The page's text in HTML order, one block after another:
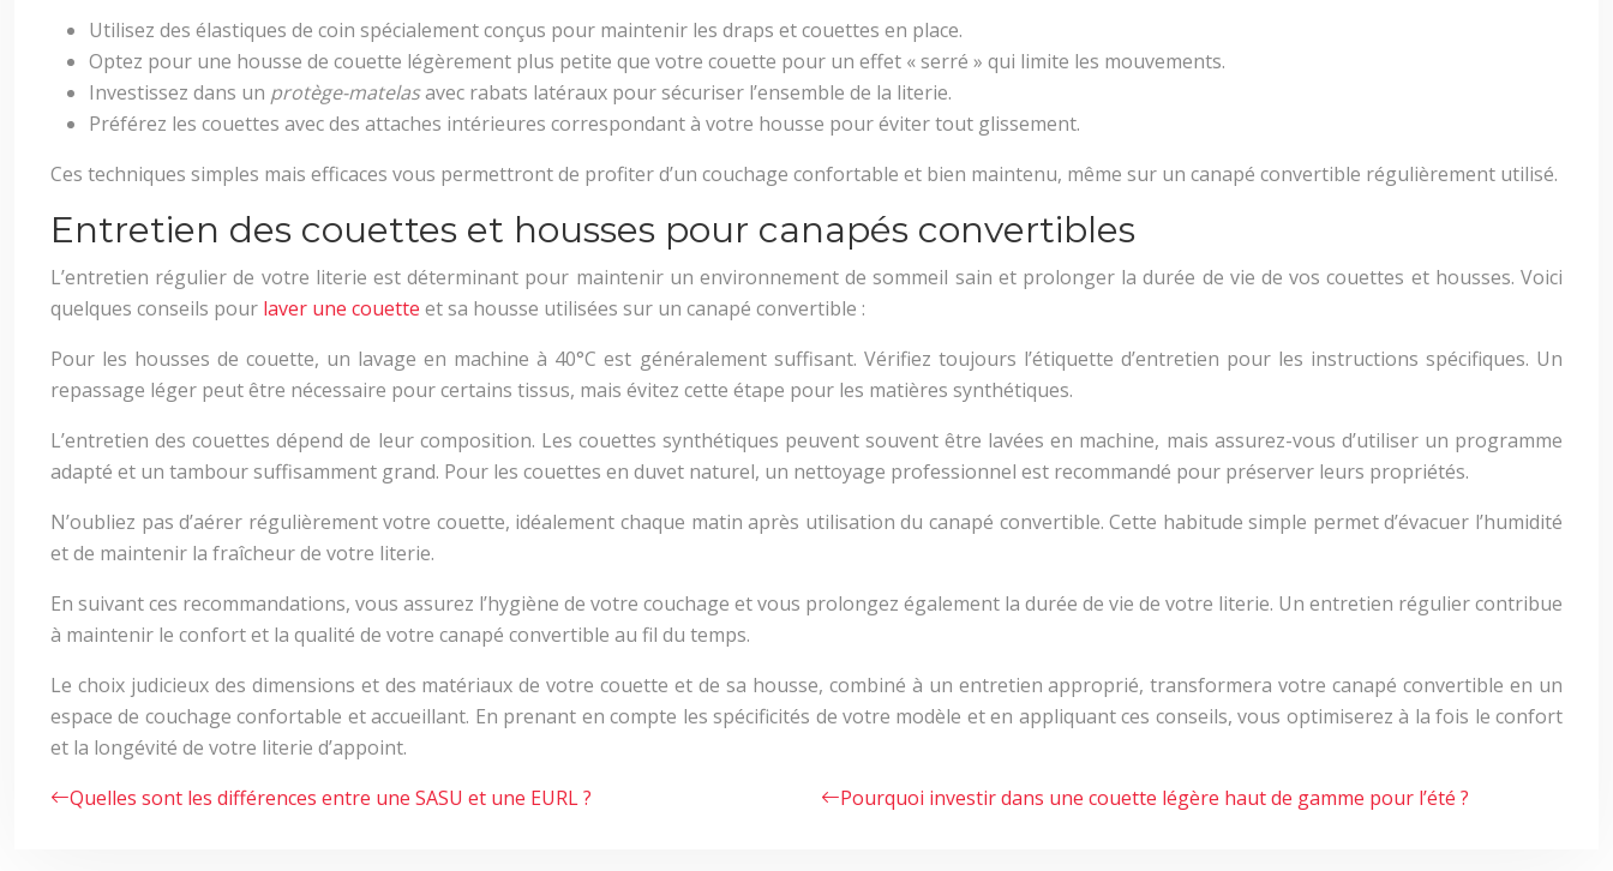
Utilisez des élastiques de coin spécialement conçus pour maintenir les draps et couettes en place.
Optez pour une housse de couette légèrement plus petite que votre couette pour un effet « serré » qui limite les mouvements.
Investissez dans un protège-matelasavec rabats latéraux pour sécuriser l’ensemble de la literie.
Préférez les couettes avec des attaches intérieures correspondant à votre housse pour éviter tout glissement.
Ces techniques simples mais efficaces vous permettront de profiter d’un couchage confortable et bien maintenu, même sur un canapé convertible régulièrement utilisé.
Entretien des couettes et housses pour canapés convertibles
L’entretien régulier de votre literie est déterminant pour maintenir un environnement de sommeil sain et prolonger la durée de vie de vos couettes et housses. Voici
quelques conseils pour laver une couette et sa housse utilisées sur un canapé convertible :
Pour les housses de couette, un lavage en machine à 40°C est généralement suffisant. Vérifiez toujours l’étiquette d’entretien pour les instructions spécifiques. Un
repassage léger peut être nécessaire pour certains tissus, mais évitez cette étape pour les matières synthétiques.
L’entretien des couettes dépend de leur composition. Les couettes synthétiques peuvent souvent être lavées en machine, mais assurez-vous d’utiliser un programme
adapté et un tambour suffisamment grand. Pour les couettes en duvet naturel, un nettoyage professionnel est recommandé pour préserver leurs propriétés.
N’oubliez pas d’aérer régulièrement votre couette, idéalement chaque matin après utilisation du canapé convertible. Cette habitude simple permet d’évacuer l’humidité
et de maintenir la fraîcheur de votre literie.
En suivant ces recommandations, vous assurez l’hygiène de votre couchage et vous prolongez également la durée de vie de votre literie. Un entretien régulier contribue
à maintenir le confort et la qualité de votre canapé convertible au fil du temps.
Le choix judicieux des dimensions et des matériaux de votre couette et de sa housse, combiné à un entretien approprié, transformera votre canapé convertible en un
espace de couchage confortable et accueillant. En prenant en compte les spécificités de votre modèle et en appliquant ces conseils, vous optimiserez à la fois le confort
et la longévité de votre literie d’appoint.
Quelles sont les différences entre une SASU et une EURL ?
Pourquoi investir dans une couette légère haut de gamme pour l’été ?